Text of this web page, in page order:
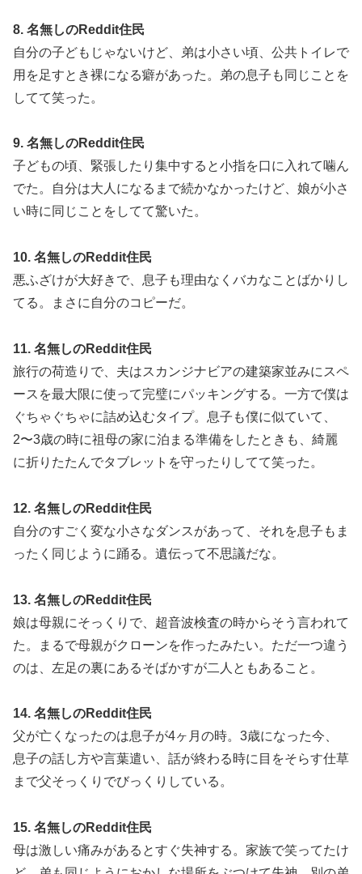
8. 名無しのReddit住民
自分の子どもじゃないけど、弟は小さい頃、公共トイレで
用を足すとき裸になる癖があった。弟の息子も同じことを
してて笑った。
9. 名無しのReddit住民
子どもの頃、緊張したり集中すると小指を口に入れて噛ん
でた。自分は大人になるまで続かなかったけど、娘が小さ
い時に同じことをしてて驚いた。
10. 名無しのReddit住民
悪ふざけが大好きで、息子も理由なくバカなことばかりし
てる。まさに自分のコピーだ。
11. 名無しのReddit住民
旅行の荷造りで、夫はスカンジナビアの建築家並みにスペ
ースを最大限に使って完璧にパッキングする。一方で僕は
ぐちゃぐちゃに詰め込むタイプ。息子も僕に似ていて、
2〜3歳の時に祖母の家に泊まる準備をしたときも、綺麗
に折りたたんでタブレットを守ったりしてて笑った。
12. 名無しのReddit住民
自分のすごく変な小さなダンスがあって、それを息子もま
ったく同じように踊る。遺伝って不思議だな。
13. 名無しのReddit住民
娘は母親にそっくりで、超音波検査の時からそう言われて
た。まるで母親がクローンを作ったみたい。ただ一つ違う
のは、左足の裏にあるそばかすが二人ともあること。
14. 名無しのReddit住民
父が亡くなったのは息子が4ヶ月の時。3歳になった今、
息子の話し方や言葉遣い、話が終わる時に目をそらす仕草
まで父そっくりでびっくりしている。
15. 名無しのReddit住民
母は激しい痛みがあるとすぐ失神する。家族で笑ってたけ